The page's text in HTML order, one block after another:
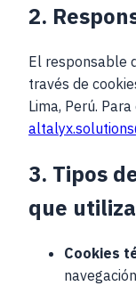
2.
El responsable
través de
Lima, Perú.
3. Tipos
que
Cookies